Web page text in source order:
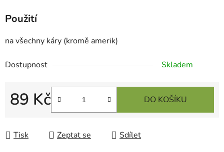
Použití
na všechny káry (kromě amerik)
Dostupnost Skladem
89 Kč
Měrná cena:
DO KOŠÍKU
Tisk Zeptat se Sdílet